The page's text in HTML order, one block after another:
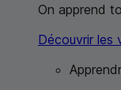
On apprend
Découvrir les